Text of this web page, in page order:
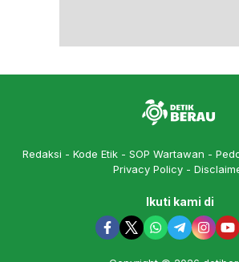
Redaksi Kode Etik SOP Wartawan
Privacy Policy
Ikuti kami di